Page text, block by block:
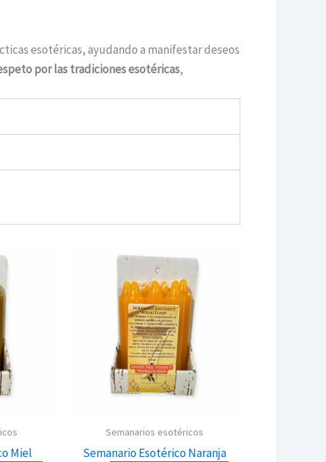
esotéricas, ayudando a manifestar deseos
por las tradiciones esotéricas,
Miel
Semanarios esotéricos
Semanario Esotérico Naranja